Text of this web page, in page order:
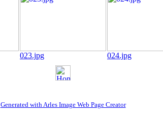
023.jpg 024.jpg
Generated with Arles Image Web Page Creator